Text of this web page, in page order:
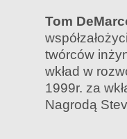
Tom
twórców
wkład w
1999r. za
Nagrodą